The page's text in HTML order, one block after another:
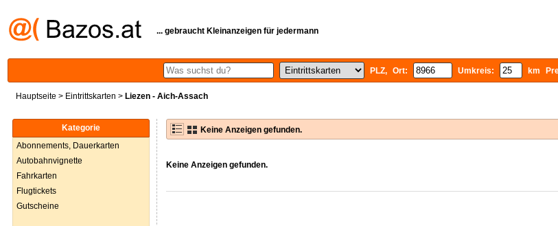
... gebraucht Kleinanzeigen für jedermann
PLZ, Ort: Umkreis: km
Hauptseite > Eintrittskarten > Liezen - Aich-Assach
Kategorie
Abonnements, Dauerkarten
Autobahnvignette
Fahrkarten
Flugtickets
Gutscheine
Keine Anzeigen gefunden.
Keine Anzeigen gefunden.